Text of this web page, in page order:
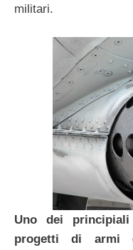
militari.
Uno dei
progetti di armi